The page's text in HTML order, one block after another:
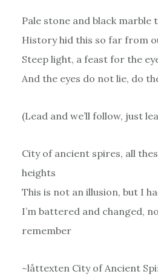
Pale stone and black marble
History hid this so far from
Steep light, a feast for the
And the eyes do not lie, do
(Lead and we’ll follow, just
City of ancient spires, all
heights
This is not an illusion, but I
I’m battered and changed,
remember
~låttexten City of Ancient